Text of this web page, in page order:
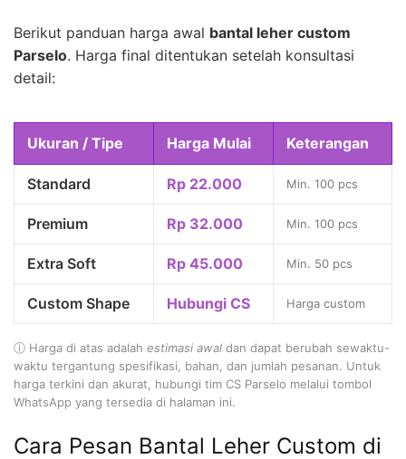
Berikut panduan harga awal bantal leher custom
Parselo. Harga final ditentukan setelah konsultasi
detail:
Ukuran / Tipe Harga Mulai Keterangan
Standard Rp 22.000 Min. 100 pcs
Premium Rp 32.000 Min. 100 pcs
Extra Soft Rp 45.000 Min. 50 pcs
Custom Shape Hubungi CS Harga custom
ⓘ Harga di atas adalah estimasi awal dan dapat berubah sewaktu-
waktu tergantung spesifikasi, bahan, dan jumlah pesanan. Untuk
harga terkini dan akurat, hubungi tim CS Parselo melalui tombol
WhatsApp yang tersedia di halaman ini.
Cara Pesan Bantal Leher Custom di